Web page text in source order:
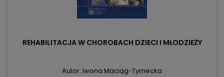
REHABILITACJA W CHOROBACH DZIECI I MŁODZIEŻY
Autor: Iwona Maciąg-Tymecka